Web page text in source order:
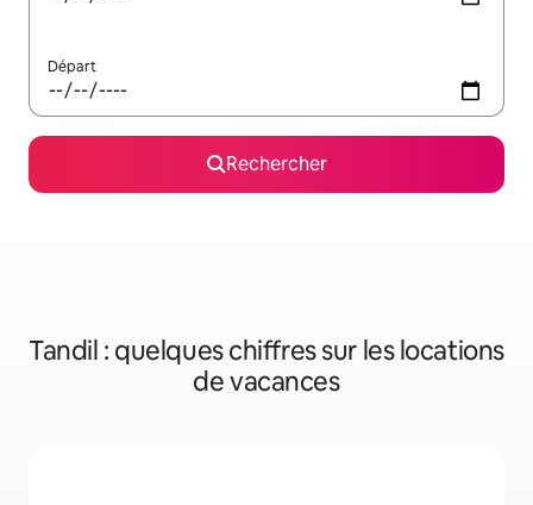
Départ
Rechercher
Tandil : quelques chiffres sur les locations
de vacances